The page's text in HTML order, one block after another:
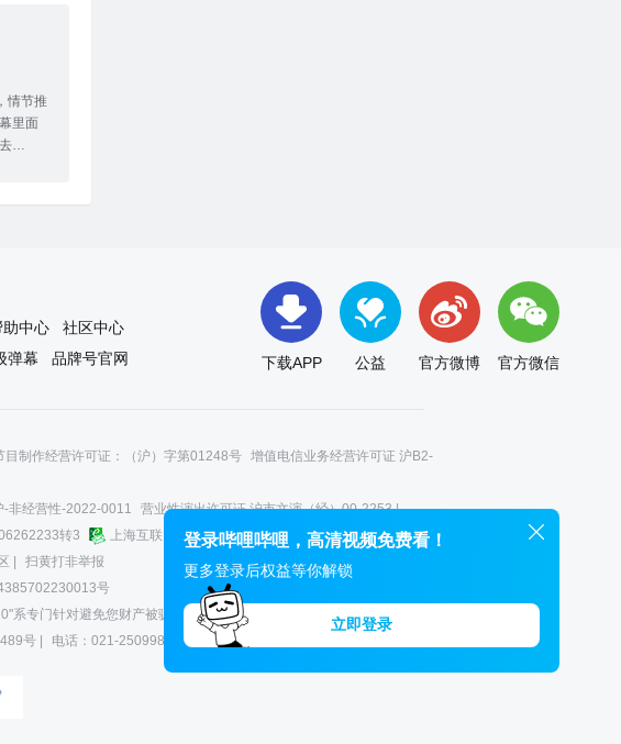
情节推
里面
种非
真的
啊
助中心
社区中心
弹幕 品牌号官网 下载APP 公益 官方微博 官方微信
目制作经营许可证：（沪）字第01248号 增值电信业务经营许可证 沪B2-
-非经营性-2022-0011
营业性演出许可证 沪市文演（经）00-2253 |
转3 上海互联网举报中心 | 12345政务服务便民热线 |
|
扫黄打非举报
号
系专门针对避免您财产被骗受损而设，请您一旦收到来电，立即接听。
号 | 电话：021-25099888
登录哔哩哔哩，高清视频免费看！
更多登录后权益等你解锁
立即登录